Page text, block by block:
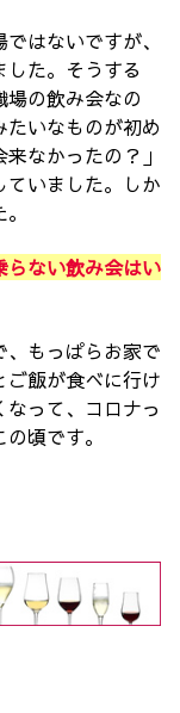
はないですが、
た。そうする
の飲み会なの
いなものが初め
なかったの？」
ていました。しか
らない飲み会はい
、もっぱらお家で
飯が食べに行け
って、コロナっ
頃です。